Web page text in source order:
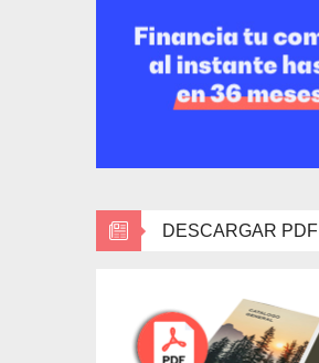
DESCARGAR PDF